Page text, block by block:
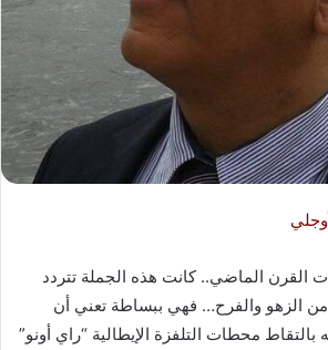
القرن الماضي.. كانت هذه الجملة تتردد
من الزهو والفرح… فهي ببساطة تعني أن
بالتقاط محطات التلفزة الإيطالية “راي أونو”